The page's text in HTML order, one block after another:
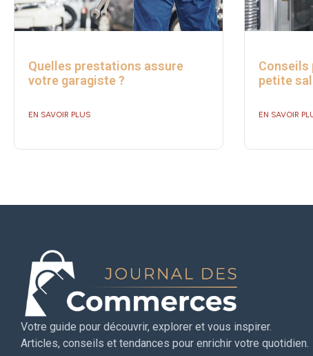
Quelles prestations assure
votre garagiste ?
EN SAVOIR PLUS
Conseils
petite
EN SAVOIR
Votre guide pour découvrir, explorer et vous inspirer.
Articles, conseils et tendances pour enrichir votre quotidien.